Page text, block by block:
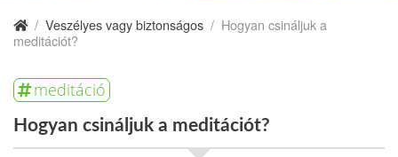
/ Veszélyes vagy biztonságos / Hogyan csináljuk a
meditációt?
meditáció
Hogyan csináljuk a meditációt?